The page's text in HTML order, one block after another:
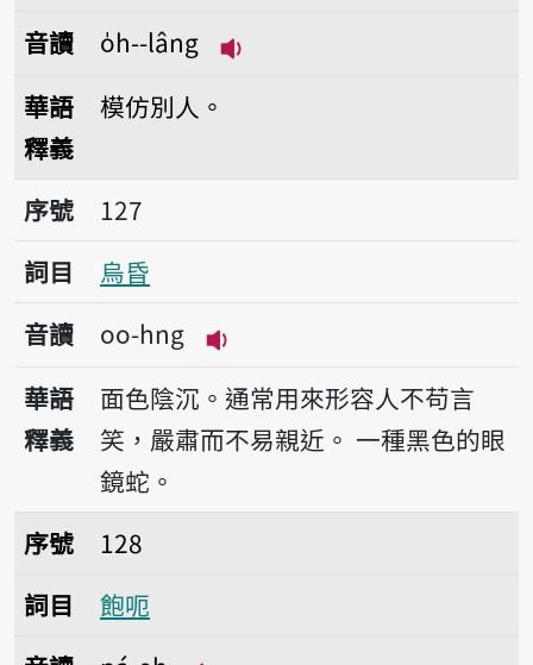
音讀
o̍h--lâng
華語
釋義
模仿別人。
序號127烏昏
序號
127
詞目
烏昏
音讀
oo-hng
播放音讀oo-hng
華語
釋義
面色陰沉。通常用來形容人不苟言
笑，嚴肅而不易親近。 一種黑色的眼
鏡蛇。
序號128飽呃
序號
128
詞目
飽呃